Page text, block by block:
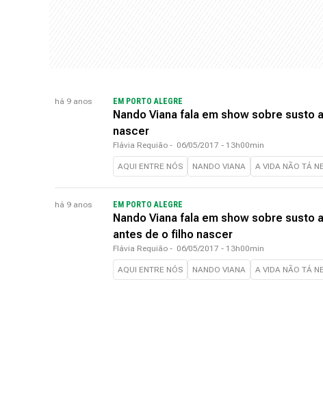
há 9 anos EM PORTO ALEGRE
Nando Viana fala em show sobre
nascer
Flávia Requião - 06/05/2017 - 13h00min
AQUI ENTRE NÓS NANDO VIANA A VIDA NÃO TÁ
há 9 anos EM PORTO ALEGRE
Nando Viana fala em show sobre susto
antes de o filho nascer
Flávia Requião - 06/05/2017 - 13h00min
AQUI ENTRE NÓS NANDO VIANA A VIDA NÃO TÁ